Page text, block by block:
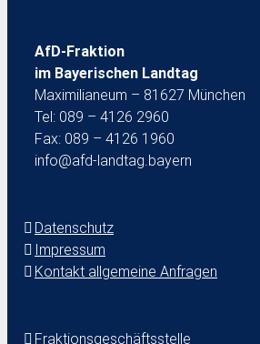
AfD-Fraktion
im Bayerischen Landtag
Maximilianeum – 81627 München
Tel: 089 – 4126 2960
Fax: 089 – 4126 1960
info@afd-landtag.bayern
Datenschutz
Impressum
Kontakt allgemeine Anfragen
Fraktionsgeschäftsstelle